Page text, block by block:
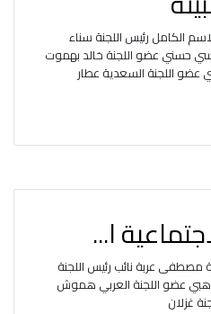
الكامل رئيس اللجنة سناء
حسني عضو اللجنة خالد بهموت
عضو اللجنة السعدية عطار
ا...
مصطفى عربة نائب رئيس اللجنة
عضو اللجنة العربي هموش
غزلان